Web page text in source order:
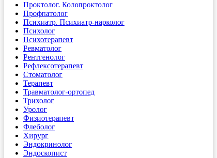
Проктолог. Колопроктолог
Профпатолог
Психиатр. Психиатр-нарколог
Психолог
Психотерапевт
Ревматолог
Рентгенолог
Рефлексотерапевт
Стоматолог
Терапевт
Травматолог-ортопед
Трихолог
Уролог
Физиотерапевт
Флеболог
Хирург
Эндокринолог
Эндоскопист